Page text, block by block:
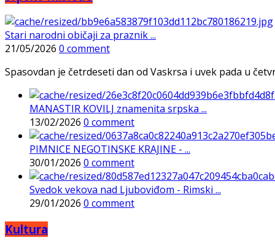
Stari narodni običaji za praznik ...
21/05/2026 0 comment
Spasovdan je četrdeseti dan od Vaskrsa i uvek pada u
MANASTIR KOVILJ znamenita srpska ...
13/02/2026 0 comment
PIMNICE NEGOTINSKE KRAJINE - ...
30/01/2026 0 comment
Svedok vekova nad Ljuboviđom - Rimski ...
29/01/2026 0 comment
Kultura